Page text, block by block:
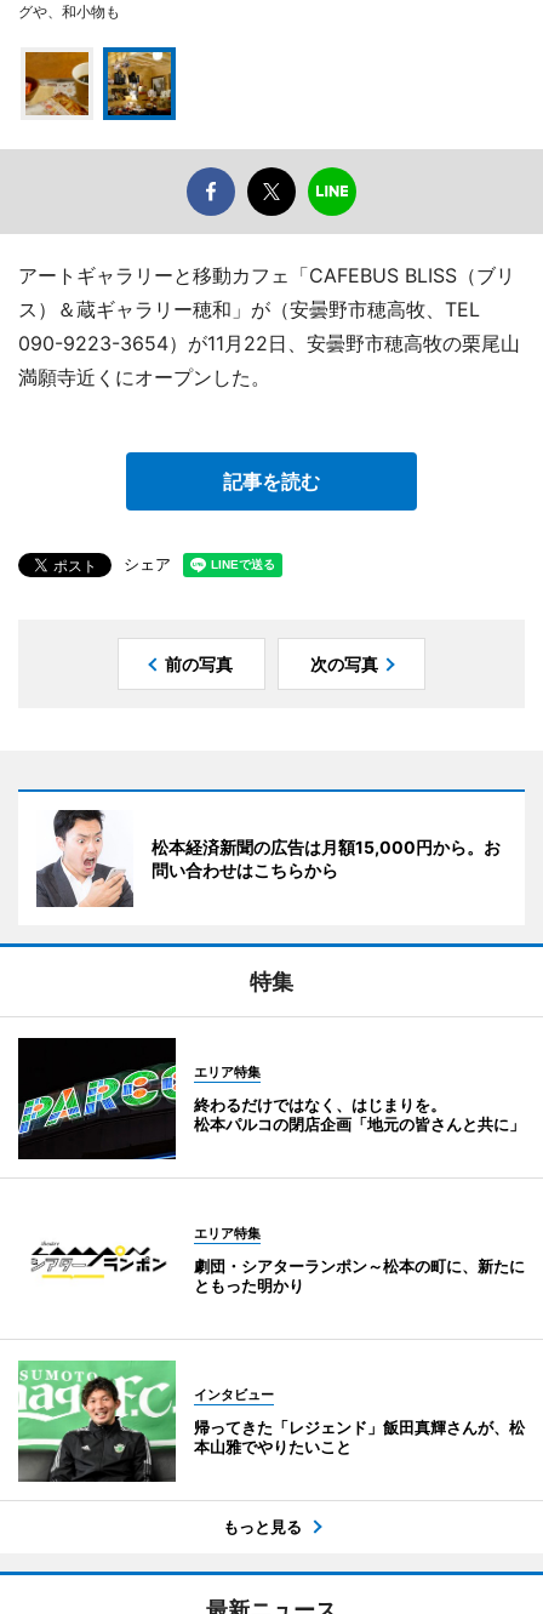
グや、和小物も
アートギャラリーと移動カフェ「CAFEBUS BLISS（ブリ
ス）＆蔵ギャラリー穂和」が（安曇野市穂高牧、TEL
090-9223-3654）が11月22日、安曇野市穂高牧の栗尾山
満願寺近くにオープンした。
記事を読む
シェア
前の写真 次の写真
松本経済新聞の広告は月額15,000円から。お
問い合わせはこちらから
特集
エリア特集
終わるだけではなく、はじまりを。
松本パルコの閉店企画「地元の皆さんと共に」
エリア特集
劇団・シアターランポン～松本の町に、新たに
ともった明かり
インタビュー
帰ってきた「レジェンド」飯田真輝さんが、松
本山雅でやりたいこと
もっと見る